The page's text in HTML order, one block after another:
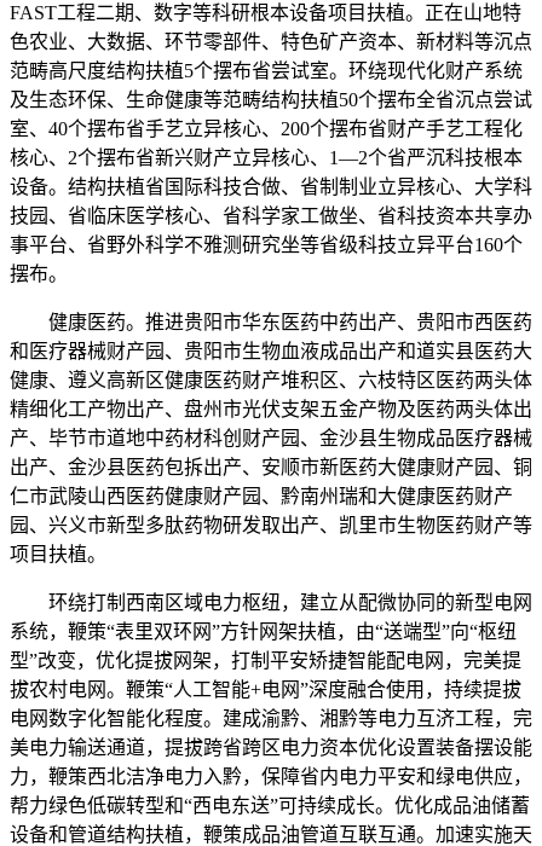
FAST工程二期、数字等科研根本设备项目扶植。正在山地特
色农业、大数据、环节零部件、特色矿产资本、新材料等沉点
范畴高尺度结构扶植5个摆布省尝试室。环绕现代化财产系统
及生态环保、生命健康等范畴结构扶植50个摆布全省沉点尝试
室、40个摆布省手艺立异核心、200个摆布省财产手艺工程化
核心、2个摆布省新兴财产立异核心、1—2个省严沉科技根本
设备。结构扶植省国际科技合做、省制制业立异核心、大学科
技园、省临床医学核心、省科学家工做坐、省科技资本共享办
事平台、省野外科学不雅测研究坐等省级科技立异平台160个
摆布。
健康医药。推进贵阳市华东医药中药出产、贵阳市西医药
和医疗器械财产园、贵阳市生物血液成品出产和道实县医药大
健康、遵义高新区健康医药财产堆积区、六枝特区医药两头体
精细化工产物出产、盘州市光伏支架五金产物及医药两头体出
产、毕节市道地中药材科创财产园、金沙县生物成品医疗器械
出产、金沙县医药包拆出产、安顺市新医药大健康财产园、铜
仁市武陵山西医药健康财产园、黔南州瑞和大健康医药财产
园、兴义市新型多肽药物研发取出产、凯里市生物医药财产等
项目扶植。
环绕打制西南区域电力枢纽，建立从配微协同的新型电网
系统，鞭策“表里双环网”方针网架扶植，由“送端型”向“枢纽
型”改变，优化提拔网架，打制平安矫捷智能配电网，完美提
拔农村电网。鞭策“人工智能+电网”深度融合使用，持续提拔
电网数字化智能化程度。建成渝黔、湘黔等电力互济工程，完
美电力输送通道，提拔跨省跨区电力资本优化设置装备摆设能
力，鞭策西北洁净电力入黔，保障省内电力平安和绿电供应，
帮力绿色低碳转型和“西电东送”可持续成长。优化成品油储蓄
设备和管道结构扶植，鞭策成品油管道互联互通。加速实施天